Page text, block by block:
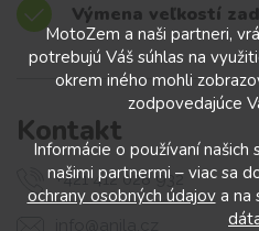
Výmena veľkostí
Kontakt
+421 412 028 932
MotoZem a naši partneri,
potrebujú Váš súhlas na
okrem iného mohli
zodpovedajúce
Informácie o používaní
našimi partnermi – viac sa
ochrany osobných údajova na